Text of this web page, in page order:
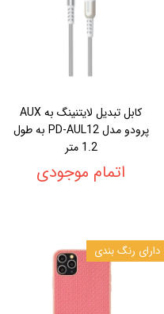
کابل تبدیل لایتنینگ به AUX
پرودو مدل PD-AUL12 به طول
1.2 متر
اتمام موجودی
دارای رنگ بندی